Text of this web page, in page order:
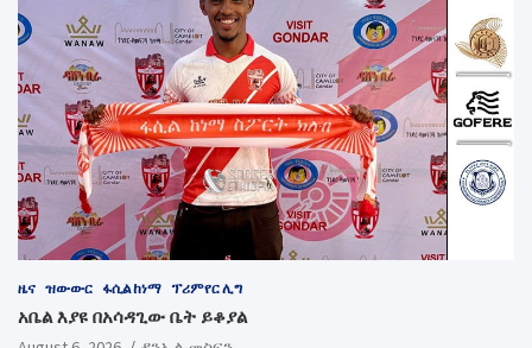
ዜና ዝውውር ፋሲል ከነማ ፕሪምየር ሊግ
አቤል እያዩ በአሳዳጊው ቤት ይቆያል